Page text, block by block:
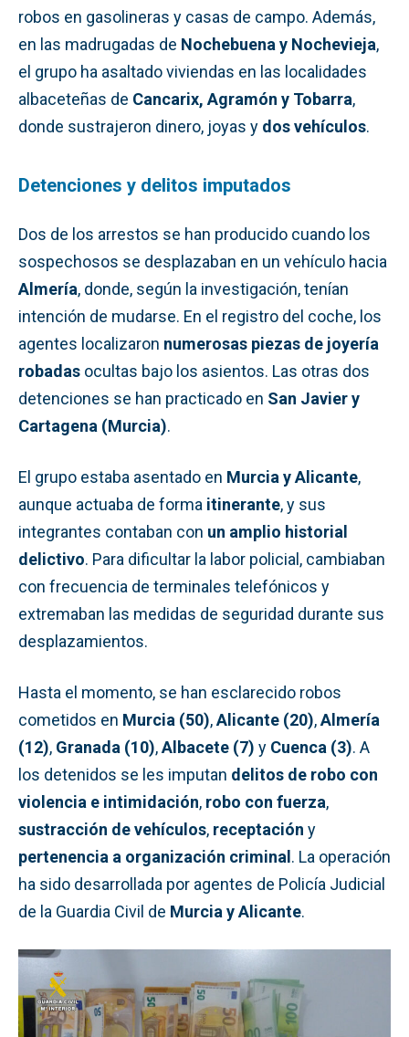
robos en gasolineras y casas de campo. Además,
en las madrugadas de Nochebuena y Nochevieja,
el grupo ha asaltado viviendas en las localidades
albaceteñas de Cancarix, Agramón y Tobarra,
donde sustrajeron dinero, joyas y dos vehículos.
Detenciones y delitos imputados
Dos de los arrestos se han producido cuando los
sospechosos se desplazaban en un vehículo hacia
Almería, donde, según la investigación, tenían
intención de mudarse. En el registro del coche, los
agentes localizaron numerosas piezas de joyería
robadas ocultas bajo los asientos. Las otras dos
detenciones se han practicado en San Javier y
Cartagena (Murcia).
El grupo estaba asentado en Murcia y Alicante,
aunque actuaba de forma itinerante, y sus
integrantes contaban con un amplio historial
delictivo. Para dificultar la labor policial, cambiaban
con frecuencia de terminales telefónicos y
extremaban las medidas de seguridad durante sus
desplazamientos.
Hasta el momento, se han esclarecido robos
cometidos en Murcia (50),Alicante (20),Almería
(12), Granada (10),Albacete (7) y Cuenca (3). A
los detenidos se les imputan delitos de robo con
violencia e intimidación, robo con fuerza,
sustracción de vehículos, receptación y
pertenencia a organización criminal. La operación
ha sido desarrollada por agentes de Policía Judicial
de la Guardia Civil de Murcia y Alicante.